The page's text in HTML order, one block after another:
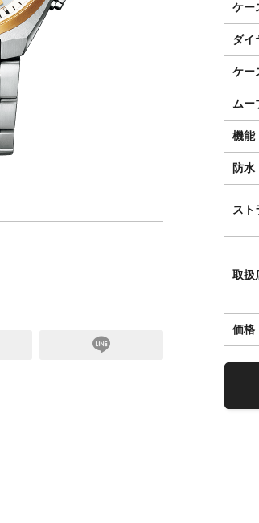
ケー
ダイ
ケー
ムー
機能
防水
スト
取扱
価格